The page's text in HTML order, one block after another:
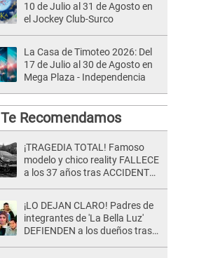
10 de Julio al 31 de Agosto en
el Jockey Club-Surco
La Casa de Timoteo 2026: Del
17 de Julio al 30 de Agosto en
Mega Plaza - Independencia
Te Recomendamos
¡TRAGEDIA TOTAL! Famoso
modelo y chico reality FALLECE
a los 37 años tras ACCIDENTE
¡LO DEJAN CLARO! Padres de
integrantes de 'La Bella Luz'
DEFIENDEN a los dueños tras